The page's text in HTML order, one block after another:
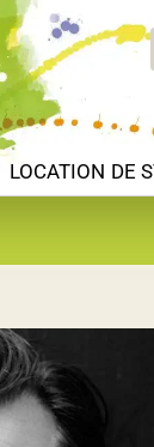
LOCATION DE
DE STUDIOS